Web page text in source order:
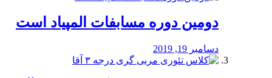
دومین دوره مسابفات المپیاد است
دسامبر 19, 2019